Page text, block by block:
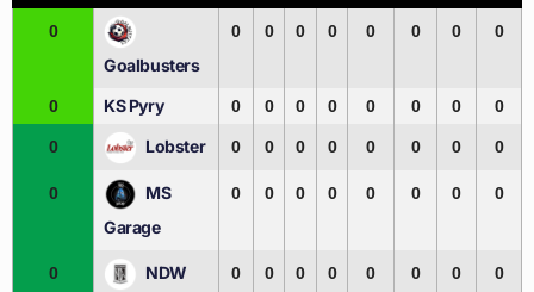
0
Goalbusters
0 0 0 0 0 0 0 0
0 KS Pyry 0 0 0 0 0 0 0 0
0 Lobster 0 0 0 0 0 0 0 0
0
MS
Garage
0 0 0 0 0 0 0 0
0 NDW 0 0 0 0 0 0 0 0